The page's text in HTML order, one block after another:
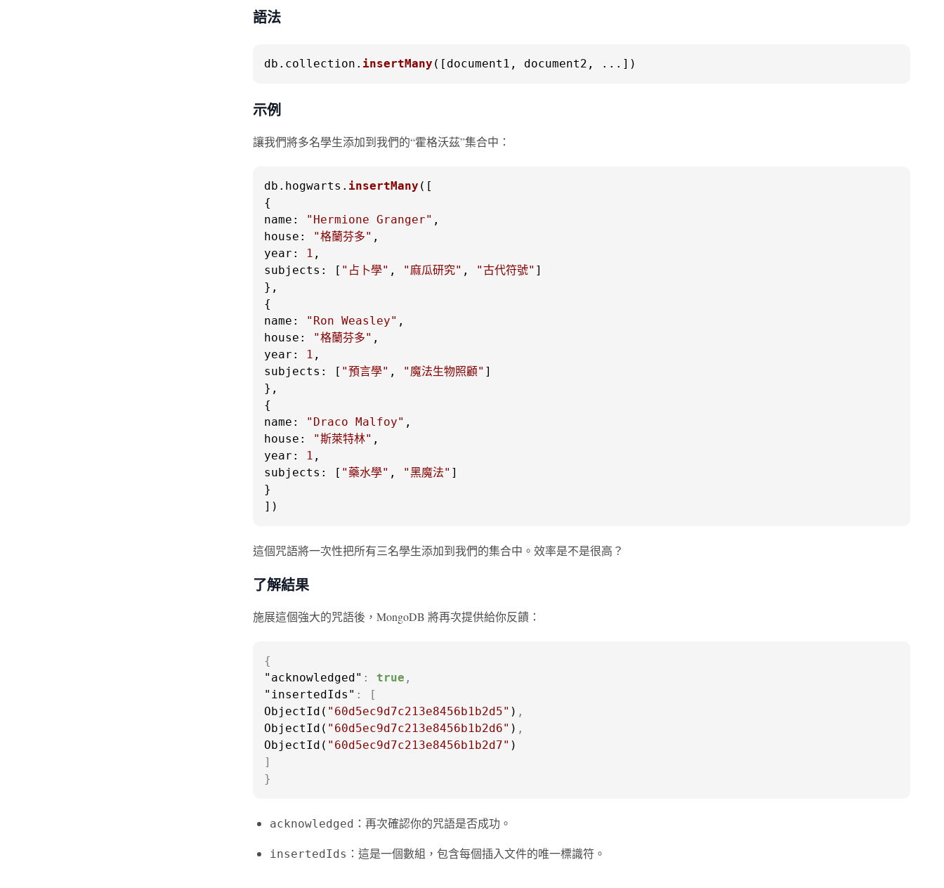
語法
db. collection . insertMany ([document1, document2, ...])
示例
讓我們將多名學生添加到我們的“霍格沃茲”集合中：
db. hogwarts . insertMany ([
name : "Hermione Granger"
house : "格蘭芬多"
year : 1
subjects : [ "占卜學" , "麻瓜研究" , "古代符號" ]
},
name : "Ron Weasley"
house : "格蘭芬多"
year : 1
subjects : [ "預言學" , "魔法生物照顧" ]
},
name : "Draco Malfoy"
house : "斯萊特林"
year : 1
subjects : [ "藥水學" , "黑魔法" ]
}
])
這個咒語將一次性把所有三名學生添加到我們的集合中。效率是不是很高？
了解結果
施展這個強大的咒語後，MongoDB 將再次提供給你反饋：
{
"acknowledged" : true ,
"insertedIds" :
[
ObjectId( "60d5ec9d7c213e8456b1b2d5" ) ,
ObjectId( "60d5ec9d7c213e8456b1b2d6" ) ,
ObjectId( "60d5ec9d7c213e8456b1b2d7"
]
}
acknowledged ：再次確認你的咒語是否成功。
insertedIds ：這是一個數組，包含每個插入文件的唯一標識符。